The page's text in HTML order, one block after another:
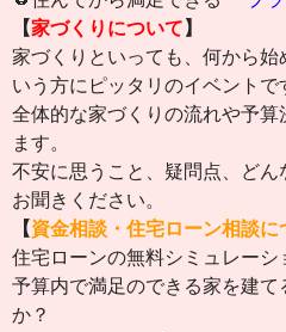
【家づくりについて 】
家づくりといっても、何から始
いう方にピッタリのイベントで
全体的な家づくりの流れや予
ます。
不安に思うこと、疑問点、ど
お聞きください。
【資金相談・住宅ローン相談に
住宅ローンの無料シミュレーシ
予算内で満足のできる家を建
か？